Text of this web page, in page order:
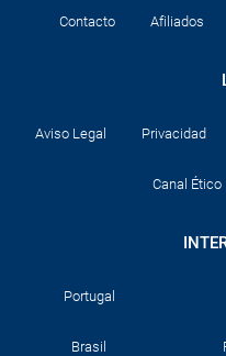
Contacto Afiliados
Aviso Legal Privacidad
Canal Ético
Portugal
Brasil